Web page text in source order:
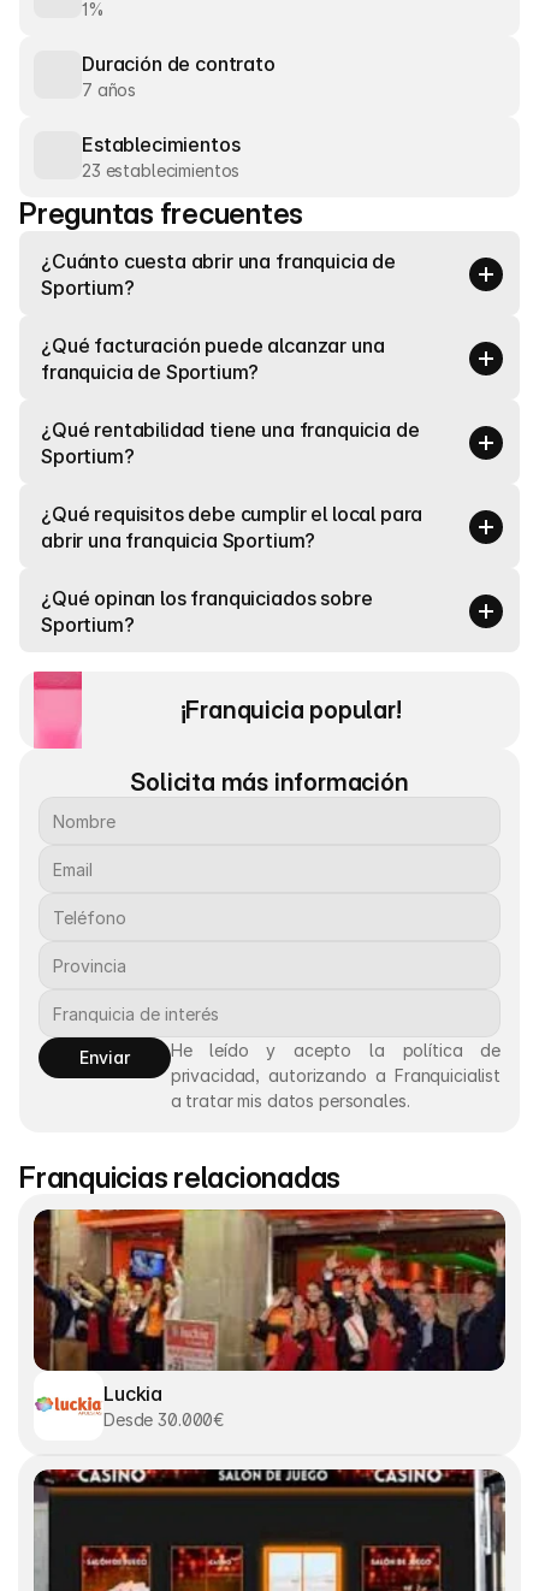
1%
Duración de contrato
7 años
Establecimientos
23 establecimientos
Preguntas frecuentes
¿Cuánto cuesta abrir una franquicia de
Sportium?
¿Qué facturación puede alcanzar una
franquicia de Sportium?
¿Qué rentabilidad tiene una franquicia de
Sportium?
¿Qué requisitos debe cumplir el local para
abrir una franquicia Sportium?
¿Qué opinan los franquiciados sobre
Sportium?
¡Franquicia popular!
Solicita más información
Enviar
He leído y acepto la política de
privacidad, autorizando a Franquicialist
a tratar mis datos personales.
Franquicias relacionadas
Luckia
Desde 30.000€